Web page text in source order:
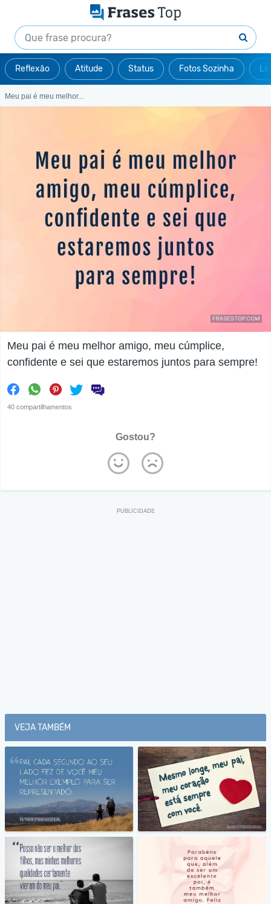
Reflexão Atitude Status Fotos Sozinha
Meu pai é meu melhor...
Meu pai é meu melhor amigo, meu cúmplice,
confidente e sei que estaremos juntos para sempre!
40 compartilhamentos
Gostou?
VEJA TAMBÉM